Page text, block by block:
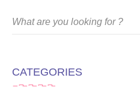
CATEGORIES